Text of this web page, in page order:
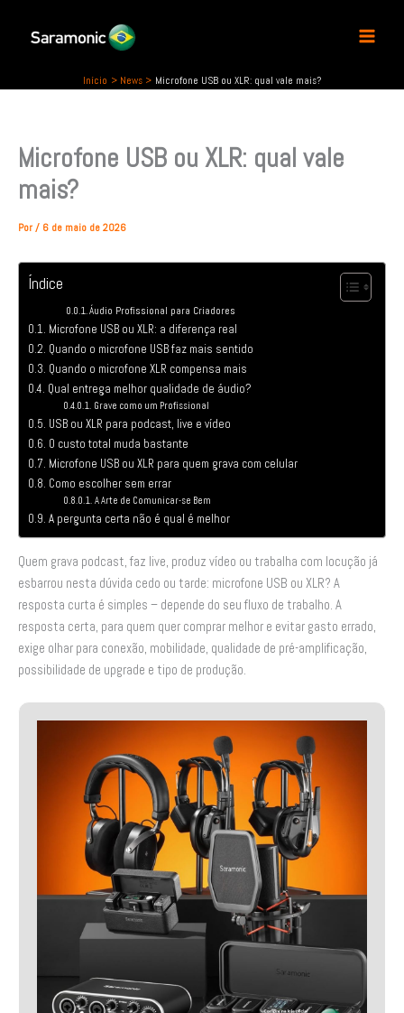
Início News Microfone USB ou XLR: qual vale mais?
Microfone USB ou XLR: qual vale
mais?
Por / 6 de maio de 2026
Índice
Áudio Profissional para Criadores
Microfone USB ou XLR: a diferença real
Quando o microfone USB faz mais sentido
Quando o microfone XLR compensa mais
Qual entrega melhor qualidade de áudio?
Grave como um Profissional
USB ou XLR para podcast, live e vídeo
O custo total muda bastante
Microfone USB ou XLR para quem grava com celular
Como escolher sem errar
A Arte de Comunicar-se Bem
A pergunta certa não é qual é melhor
Quem grava podcast, faz live, produz vídeo ou trabalha com locução já
esbarrou nesta dúvida cedo ou tarde: microfone USB ou XLR? A
resposta curta é simples – depende do seu fluxo de trabalho. A
resposta certa, para quem quer comprar melhor e evitar gasto errado,
exige olhar para conexão, mobilidade, qualidade de pré-amplificação,
possibilidade de upgrade e tipo de produção.
r